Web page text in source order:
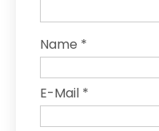
Name *
E-Mail *